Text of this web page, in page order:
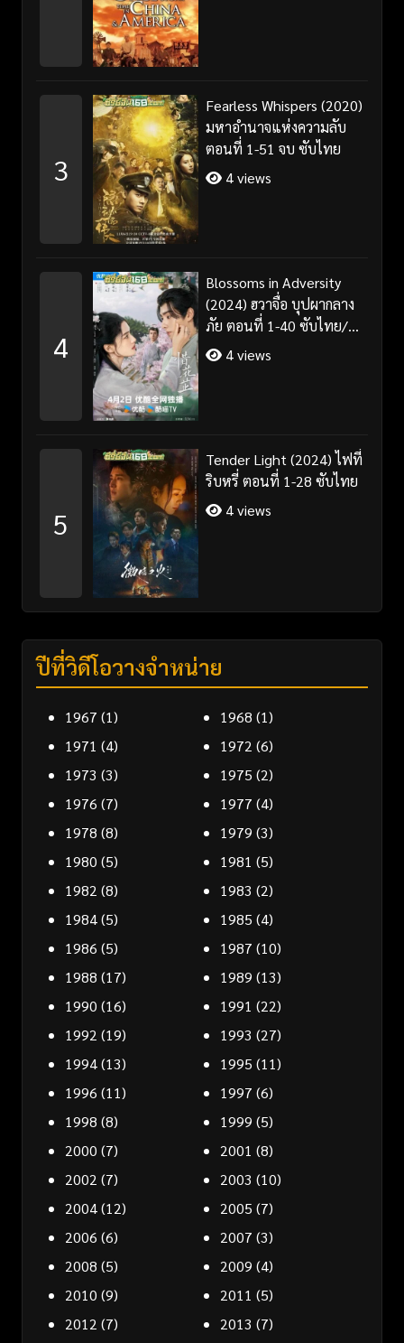
3
Fearless Whispers (2020)
มหาอำนาจแห่งความลับ
ตอนที่ 1-51 จบ ซับไทย
4 views
4
Blossoms in Adversity
(2024) ฮวาจื่อ บุปผากลาง
ภัย ตอนที่ 1-40 ซับไทย/
พากย์ไทย
4 views
5
Tender Light (2024) ไฟที่
ริบหรี่ ตอนที่ 1-28 ซับไทย
4 views
ปีที่วิดีโอวางจำหน่าย
1967 (1) 1968 (1)
1971 (4) 1972 (6)
1973 (3) 1975 (2)
1976 (7) 1977 (4)
1978 (8) 1979 (3)
1980 (5) 1981 (5)
1982 (8) 1983 (2)
1984(5) 1985 (4)
1986 (5) 1987 (10)
1988 (17) 1989 (13)
1990 (16) 1991 (22)
1992 (19) 1993 (27)
1994(13) 1995 (11)
1996 (11) 1997 (6)
1998 (8) 1999 (5)
2000 (7) 2001 (8)
2002 (7) 2003 (10)
2004(12) 2005 (7)
2006 (6) 2007 (3)
2008 (5) 2009 (4)
2010 (9) 2011 (5)
2012 (7) 2013 (7)